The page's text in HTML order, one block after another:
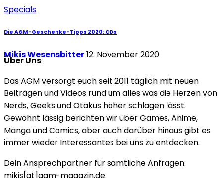
Specials
Die AGM-Geschenke-Tipps 2020: CDs
Mikis Wesensbitter12. November 2020
Über Uns
Das AGM versorgt euch seit 2011 täglich mit neuen
Beiträgen und Videos rund um alles was die Herzen von
Nerds, Geeks und Otakus höher schlagen lässt.
Gewohnt lässig berichten wir über Games, Anime,
Manga und Comics, aber auch darüber hinaus gibt es
immer wieder Interessantes bei uns zu entdecken.
Dein Ansprechpartner für sämtliche Anfragen:
mikis[at]agm-magazin.de